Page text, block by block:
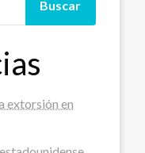
Buscar
extorsión en